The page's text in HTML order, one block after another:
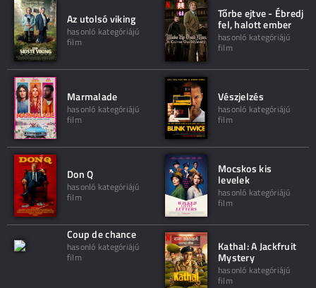
Az utolsó viking
hasonló kategóriájú
film
Tőrbe ejtve - Ébredj
fel, halott ember
hasonló kategóriájú
film
Marmalade
hasonló kategóriájú
film
Vészjelzés
hasonló kategóriájú
film
Don Q
hasonló kategóriájú
film
Mocskos kis
levelek
hasonló kategóriájú
film
Coup de chance
hasonló kategóriájú
film
Kathal: A Jackfruit
Mystery
hasonló kategóriájú
film